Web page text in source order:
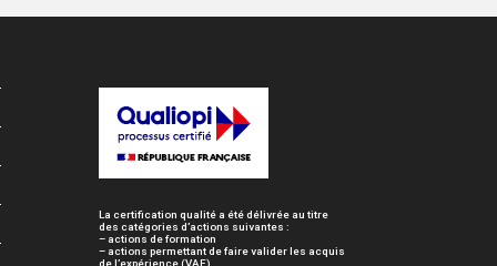
La certification qualité a été délivrée au titre
des catégories d’actions suivantes :
– actions de formation
– actions permettant de faire valider les acquis
de l’expérience (VAE)